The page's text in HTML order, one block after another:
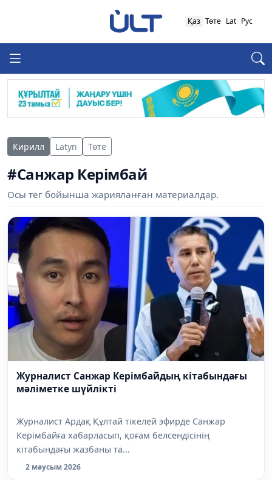
Қаз Төте Lat Рус
Кирилл Latyn Төте
#Санжар Керімбай
Осы тег бойынша жарияланған материалдар.
Журналист Санжар Керімбайдың кітабындағы
мәліметке шүйлікті
Журналист Ардақ Құлтай тікелей эфирде Санжар
Керімбайға хабарласып, қоғам белсендісінің
кітабындағы жазбаны та...
2 маусым 2026